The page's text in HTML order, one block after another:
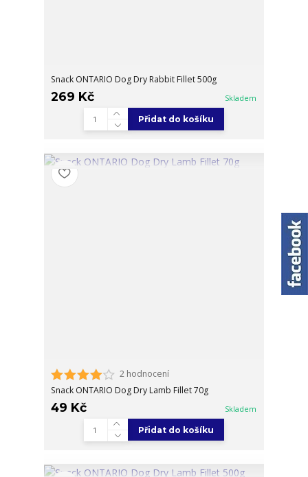
Snack ONTARIO Dog Dry Rabbit Fillet 500g
269 Kč Skladem
Přidat do košíku
2 hodnocení
Snack ONTARIO Dog Dry Lamb Fillet 70g
49 Kč Skladem
Přidat do košíku